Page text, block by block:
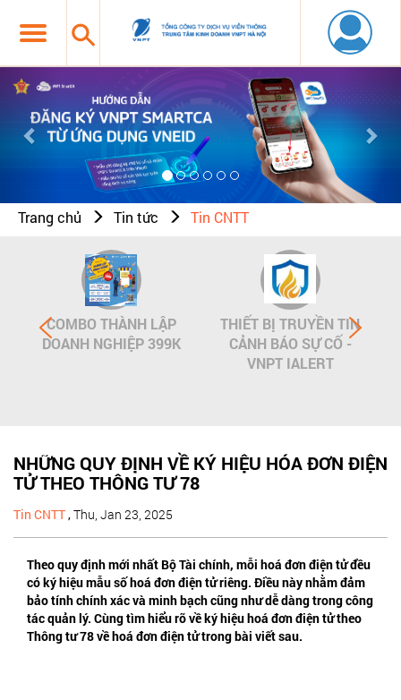
Previous
Trang chủ Tin tức Tin CNTT
COMBO THÀNH LẬP
DOANH NGHIỆP 399K
THIẾT BỊ TRUYỀN TIN
CẢNH BÁO SỰ CỐ -
VNPT IALERT
NHỮNG QUY ĐỊNH VỀ KÝ HIỆU HÓA ĐƠN ĐIỆN
TỬ THEO THÔNG TƯ 78
Tin CNTT,Thu, Jan 23, 2025
Theo quy định mới nhất Bộ Tài chính, mỗi hoá đơn điện tử đều
có ký hiệu mẫu số hoá đơn điện tử riêng. Điều này nhằm đảm
bảo tính chính xác và minh bạch cũng như dễ dàng trong công
tác quản lý. Cùng tìm hiểu rõ về ký hiệu hoá đơn điện tử theo
Thông tư 78 về hoá đơn điện tử trong bài viết sau.